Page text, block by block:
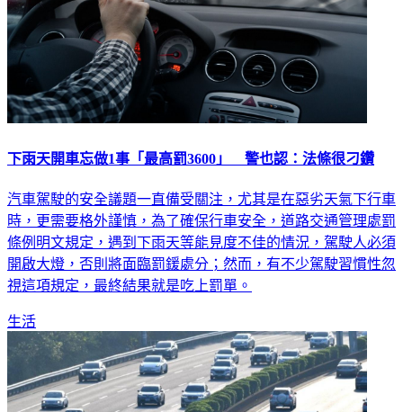
下雨天開車忘做1事「最高罰3600」 警也認：法條很刁鑽
汽車駕駛的安全議題一直備受關注，尤其是在惡劣天氣下行車
時，更需要格外謹慎，為了確保行車安全，道路交通管理處罰
條例明文規定，遇到下雨天等能見度不佳的情況，駕駛人必須
開啟大燈，否則將面臨罰鍰處分；然而，有不少駕駛習慣性忽
視這項規定，最終結果就是吃上罰單。
生活